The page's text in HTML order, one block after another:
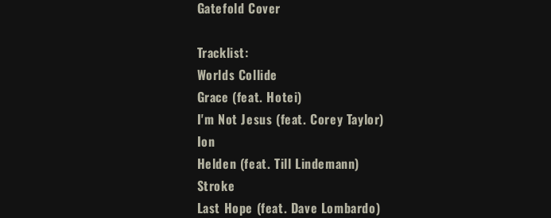
Double-
Gatefold Cover
Tracklist:
Worlds Collide
Grace (feat. Hotei)
I'm Not Jesus (feat. Corey Taylor)
Ion
Helden (feat. Till Lindemann)
Stroke
Last Hope (feat. Dave Lombardo)